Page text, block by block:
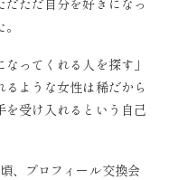
ってくれる人を探す」
ような女性は稀だから
を受け入れるという自己
、プロフィール交換会